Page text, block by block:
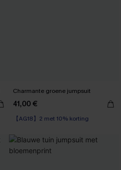
Charmante groene jumpsuit
41,00 €
【AG18】2 met 10% korting